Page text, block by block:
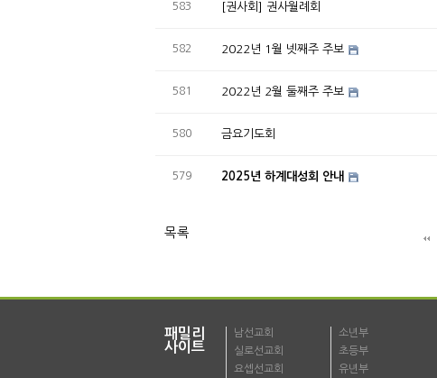
583 [권사회] 권사월례회
582 2022년 1월 넷째주 주보
581 2022년 2월 둘째주 주보
580 금요기도회
579 2025년 하계대성회 안내
목록
패밀리
사이트
남선교회
실로선교회
요셉선교회
소년부
초등부
유년부